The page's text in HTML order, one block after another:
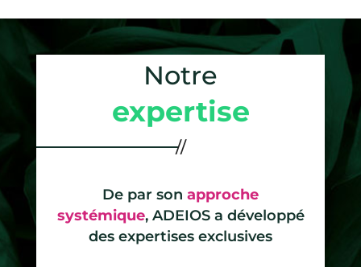
Notre
expertise
De par son approche
systémique, ADEIOS a développé
des expertises exclusives